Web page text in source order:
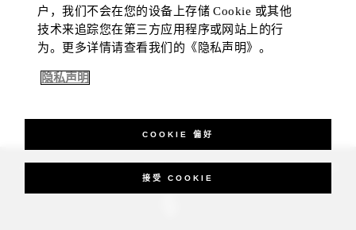
_Four Seasons Hotels Limited 1997-2026. All Rights Reserved.
户，我们不会在您的设备上存储 Cookie 或其他
技术来追踪您在第三方应用程序或网站上的行
为。更多详情请查看我们的《隐私声明》。
隐私声明
COOKIE 偏好
接受 COOKIE